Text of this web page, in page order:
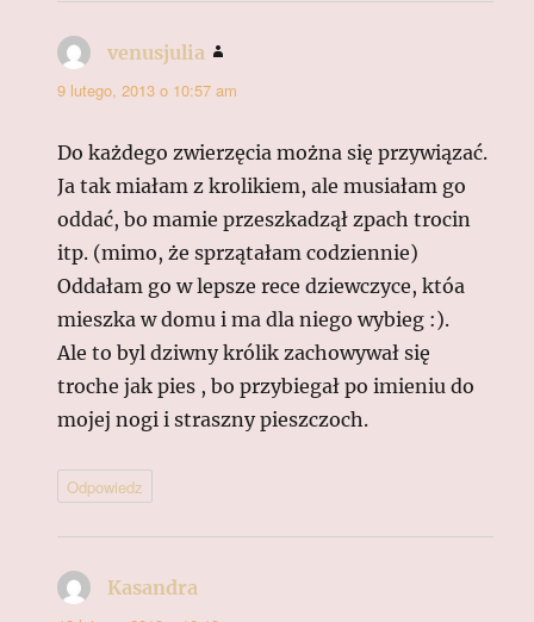
venusjulia
9 lutego, 2013 o 10:57 am
Do każdego zwierzęcia można się przywiązać.
Ja tak miałam z krolikiem, ale musiałam go
oddać, bo mamie przeszkadzął zpach trocin
itp. (mimo, że sprzątałam codziennie)
Oddałam go w lepsze rece dziewczyce, któa
mieszka w domu i ma dla niego wybieg :).
Ale to byl dziwny królik zachowywał się
troche jak pies , bo przybiegał po imieniu do
mojej nogi i straszny pieszczoch.
Odpowiedz
Kasandra